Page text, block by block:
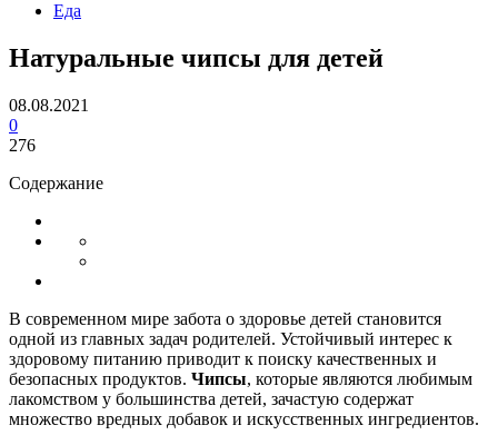
Еда
Натуральные чипсы для детей
08.08.2021
0
276
Содержание
В современном мире забота о здоровье детей становится
одной из главных задач родителей. Устойчивый интерес к
здоровому питанию приводит к поиску качественных и
безопасных продуктов. Чипсы, которые являются любимым
лакомством у большинства детей, зачастую содержат
множество вредных добавок и искусственных ингредиентов.